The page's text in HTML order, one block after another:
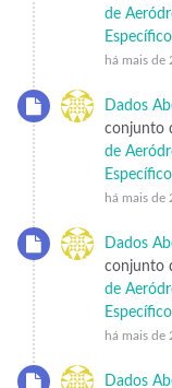
de
há mais de
Dados
conjunto
de
há mais de
Dados
conjunto
de
há mais de
Dados